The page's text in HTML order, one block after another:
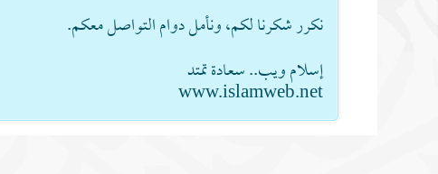
نكرر شكرنا لكم، ونأمل دوام التواصل معكم.
إسلام ويب.. سعادة تمتد
www.islamweb.net